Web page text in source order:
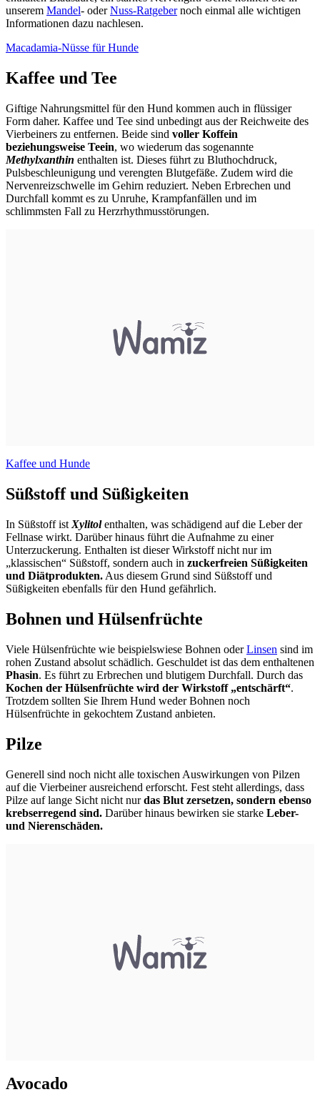
unserem Mandel- oderNuss-Ratgebernoch einmal alle wichtigen
Informationen dazu nachlesen.
Macadamia-Nüsse für Hunde
Kaffee und Tee
Giftige Nahrungsmittel für den Hund kommen auch in flüssiger
Form daher. Kaffee und Tee sind unbedingt aus der Reichweite des
Vierbeiners zu entfernen. Beide sind voller Koffein
beziehungsweise Teein, wo wiederum das sogenannte
Methylxanthin enthalten ist. Dieses führt zu Bluthochdruck,
Pulsbeschleunigung und verengten Blutgefäße. Zudem wird die
Nervenreizschwelle im Gehirn reduziert. Neben Erbrechen und
Durchfall kommt es zu Unruhe, Krampfanfällen und im
schlimmsten Fall zu Herzrhythmusstörungen.
Kaffee und Hunde
Süßstoff und Süßigkeiten
In Süßstoff ist Xylitolenthalten, was schädigend auf die Leber der
Fellnase wirkt. Darüber hinaus führt die Aufnahme zu einer
Unterzuckerung. Enthalten ist dieser Wirkstoff nicht nur im
„klassischen“ Süßstoff, sondern auch in zuckerfreien Süßigkeiten
und Diätprodukten. Aus diesem Grund sind Süßstoff und
Süßigkeiten ebenfalls für den Hund gefährlich.
Bohnen und Hülsenfrüchte
Viele Hülsenfrüchte wie beispielswiese Bohnen oderLinsen sind im
rohen Zustand absolut schädlich. Geschuldet ist das dem enthaltenen
Phasin. Es führt zu Erbrechen und blutigem Durchfall. Durch das
Kochen der Hülsenfrüchte wird der Wirkstoff „entschärft“.
Trotzdem sollten Sie Ihrem Hund weder Bohnen noch
Hülsenfrüchte in gekochtem Zustand anbieten.
Pilze
Generell sind noch nicht alle toxischen Auswirkungen von Pilzen
auf die Vierbeiner ausreichend erforscht. Fest steht allerdings, dass
Pilze auf lange Sicht nicht nurdas Blut zersetzen, sondern ebenso
krebserregend sind. Darüber hinaus bewirken sie starke Leber-
und Nierenschäden.
Avocado